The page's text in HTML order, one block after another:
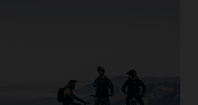
up into the spectacular heights
Tramuntana mountains,